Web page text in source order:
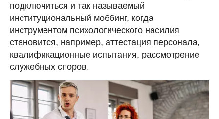
подключиться и так называемый
институциональный моббинг, когда
инструментом психологического насилия
становится, например, аттестация персонала,
квалификационные испытания, рассмотрение
служебных споров.